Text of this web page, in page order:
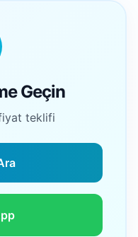
Geçin
teklifi